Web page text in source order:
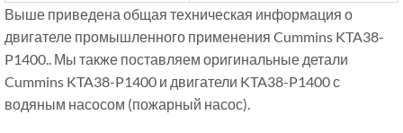
Выше приведена общая техническая информация о
двигателе промышленного применения Cummins KTA38-
P1400.. Мы также поставляем оригинальные детали
Cummins KTA38-P1400 и двигатели KTA38-P1400 с
водяным насосом (пожарный насос).